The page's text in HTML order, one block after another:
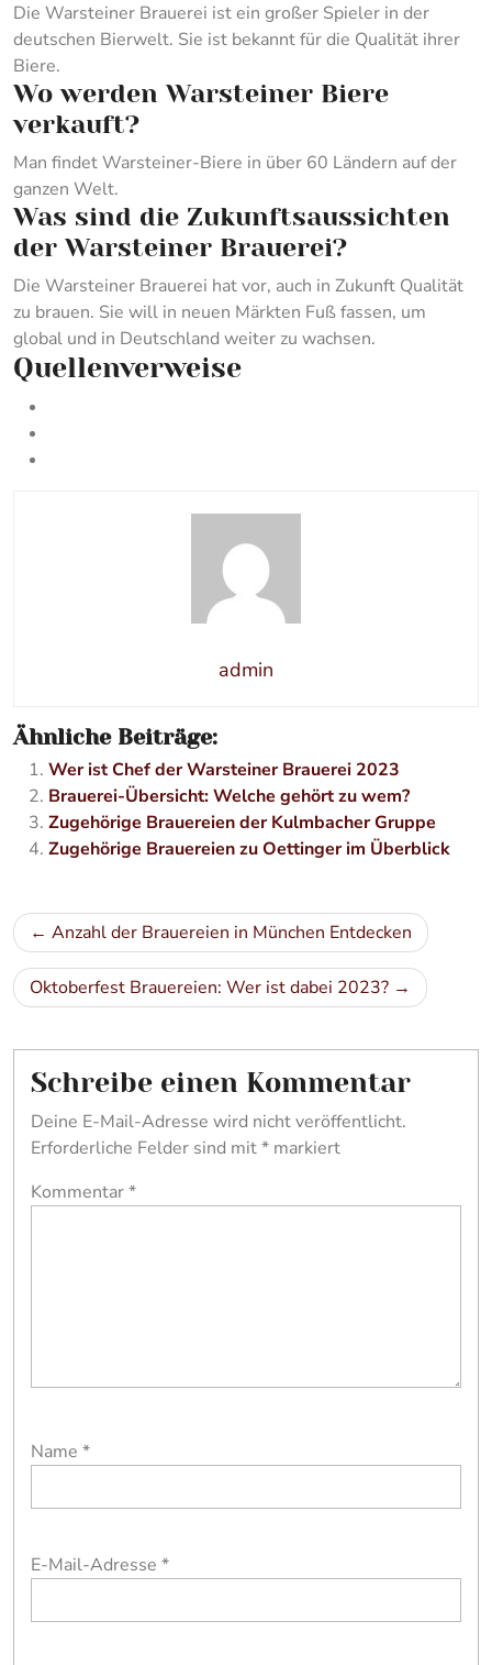
Die Warsteiner Brauerei ist ein großer Spieler in der
deutschen Bierwelt. Sie ist bekannt für die Qualität ihrer
Biere.
Wo werden Warsteiner Biere
verkauft?
Man findet Warsteiner-Biere in über 60 Ländern auf der
ganzen Welt.
Was sind die Zukunftsaussichten
der Warsteiner Brauerei?
Die Warsteiner Brauerei hat vor, auch in Zukunft Qualität
zu brauen. Sie will in neuen Märkten Fuß fassen, um
global und in Deutschland weiter zu wachsen.
Quellenverweise
admin
Ähnliche Beiträge:
Wer ist Chef der Warsteiner Brauerei 2023
Brauerei-Übersicht: Welche gehört zu wem?
Zugehörige Brauereien der Kulmbacher Gruppe
Zugehörige Brauereien zu Oettinger im Überblick
Beitragsnavigation
Anzahl der Brauereien in München Entdecken
Oktoberfest Brauereien: Wer ist dabei 2023?
Schreibe einen Kommentar
Deine E-Mail-Adresse wird nicht veröffentlicht.
Erforderliche Felder sind mit* markiert
Kommentar*
Name *
E-Mail-Adresse *